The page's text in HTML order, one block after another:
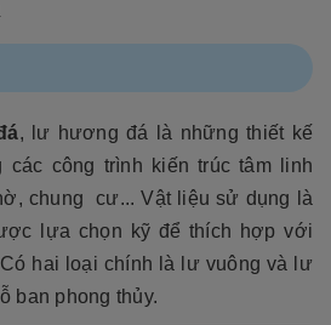
, lư hương đá là những thiết kế
các công trình kiến trúc tâm linh
chung cư... Vật liệu sử dụng là
lựa chọn kỹ để thích hợp với
hai loại chính là lư vuông và lư
ban phong thủy.